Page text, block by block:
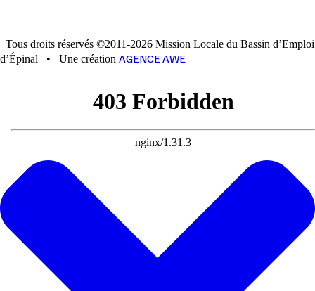
Tous droits réservés ©2011-2026 Mission Locale du Bassin d’Emploi
d’Épinal
• Une création AGENCE AWE